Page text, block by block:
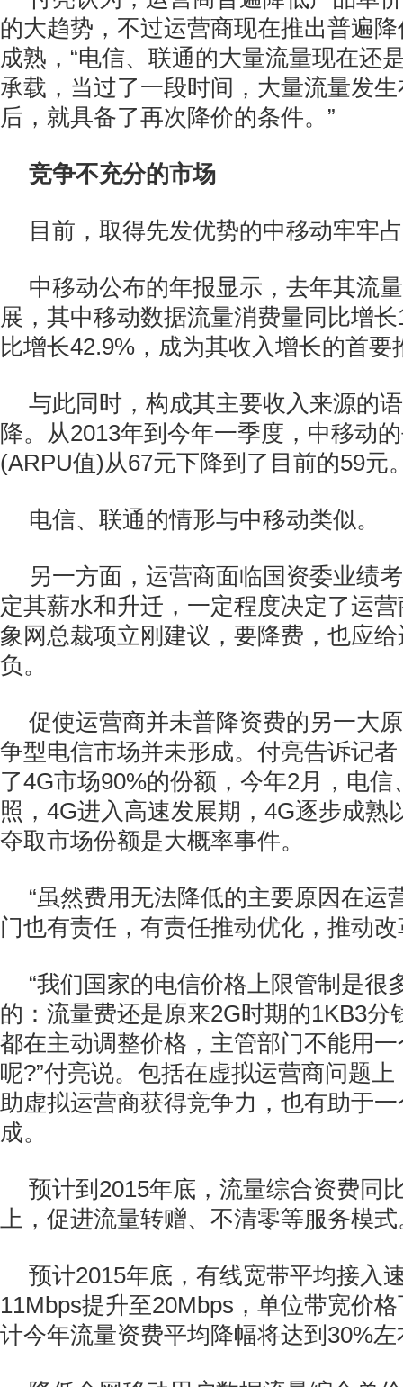
的大趋势，不过运营商现在推出普遍
成熟，“电信、联通的大量流量现在还
承载，当过了一段时间，大量流量发
后，就具备了再次降价的条件。”
竞争不充分的市场
目前，取得先发优势的中移动牢牢
中移动公布的年报显示，去年其流
展，其中移动数据流量消费量同比增
比增长42.9%，成为其收入增长的首要
与此同时，构成其主要收入来源的
降。从2013年到今年一季度，中移动
(ARPU值)从67元下降到了目前的59元
电信、联通的情形与中移动类似。
另一方面，运营商面临国资委业绩
定其薪水和升迁，一定程度决定了运
象网总裁项立刚建议，要降费，也应
负。
促使运营商并未普降资费的另一大
争型电信市场并未形成。付亮告诉记
了4G市场90%的份额，今年2月，电
照，4G进入高速发展期，4G逐步成熟
夺取市场份额是大概率事件。
“虽然费用无法降低的主要原因在运
门也有责任，有责任推动优化，推动改
“我们国家的电信价格上限管制是很
的：流量费还是原来2G时期的1KB3分
都在主动调整价格，主管部门不能用
呢?”付亮说。包括在虚拟运营商问题
助虚拟运营商获得竞争力，也有助于
成。
预计到2015年底，流量综合资费同
上，促进流量转赠、不清零等服务模式
预计2015年底，有线宽带平均接入
11Mbps提升至20Mbps，单位带宽价
计今年流量资费平均降幅将达到30%左